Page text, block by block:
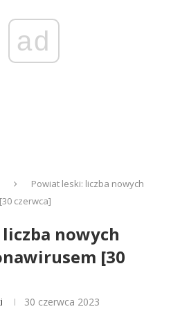
ad
Powiat leski: liczba nowych
czerwca]
nowych
[30
30 czerwca 2023